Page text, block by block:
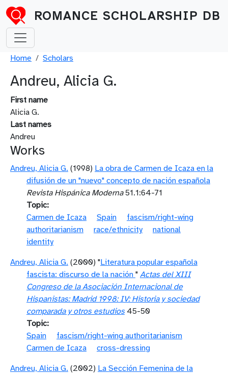
Skip to main content
ROMANCE SCHOLARSHIP DB
Breadcrumb
Home Scholars
Andreu, Alicia G.
First name
Alicia G.
Last names
Andreu
Works
Andreu, Alicia G. (1998) La obra de Carmen de Icaza en la
difusión de un "nuevo" concepto de nación española
Revista Hispánica Moderna51.1:64-71
Topic
Carmen de Icaza
Spain
fascism/right-wing
authoritarianism
race/ethnicity
national
identity
Andreu, Alicia G. (2000) "Literatura popular española
fascista: discurso de la nación " Actas del XIII
Congreso de la Asociación Internacional de
Hispanistas: Madrid 1998: IV: Historia y sociedad
comparada y otros estudios45-50
Topic
Spain
fascism/right-wing authoritarianism
Carmen de Icaza
cross-dressing
Andreu, Alicia G. (2002) La Sección Femenina de la